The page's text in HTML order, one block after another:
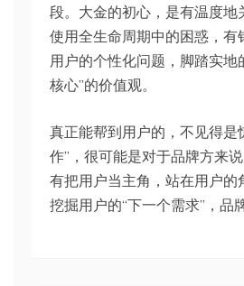
段。大金的初心，是有温度地
使用全生命周期中的困惑，有
用户的个性化问题，脚踏实地
核心”的价值观。
真正能帮到用户的，不见得是
作”，很可能是对于品牌方来
有把用户当主角，站在用户的
挖掘用户的“下一个需求”，品